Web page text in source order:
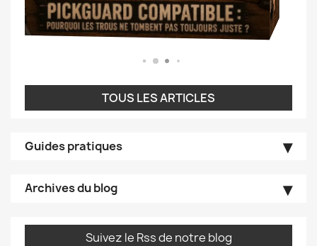
TOUS LES ARTICLES
Guides pratiques
Archives du blog
Suivez le Rss de notre blog